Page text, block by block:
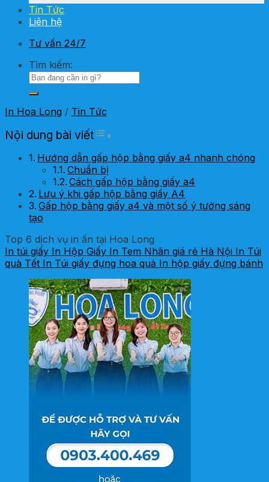
Tin Tức
Liên hệ
Tư vấn 24/7
Tìm kiếm:
In Hoa Long / Tin Tức
Nội dung bài viết Toggle Table of Content
Hướng dẫn gấp hộp bằng giấy a4 nhanh chóng
Chuẩn bị
Cách gấp hộp bằng giấy a4
Lưu ý khi gấp hộp bằng giấy A4
Gấp hộp bằng giấy a4 và một số ý tưởng sáng
tạo
Top 6 dịch vụ in ấn tại Hoa Long
In túi giấy In Hộp Giấy In Tem Nhãn giá rẻ Hà Nội In Túi
quà Tết In Túi giấy đựng hoa quả In hộp giấy đựng bánh